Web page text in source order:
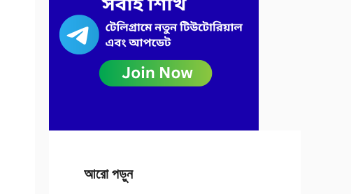
আরো পড়ুন